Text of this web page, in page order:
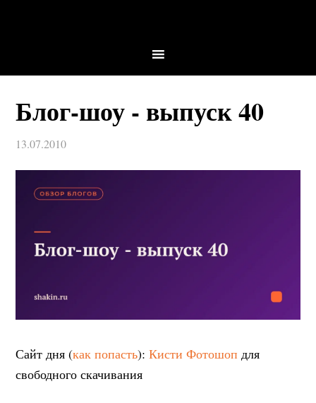
Блог-шоу - выпуск 40
13.07.2010
Сайт дня (как попасть):Кисти Фотошоп для
свободного скачивания